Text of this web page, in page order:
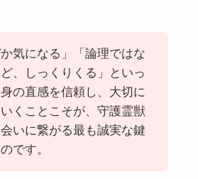
か気になる」「論理ではな
、しっくりくる」といっ
の直感を信頼し、大切に
くことこそが、守護霊獣
いに繋がる最も誠実な鍵
です。